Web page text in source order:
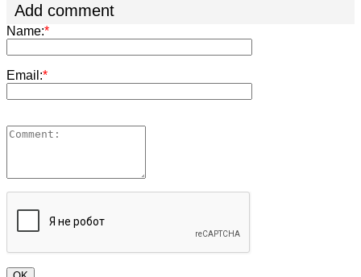
Add comment
Name:*
Email:*